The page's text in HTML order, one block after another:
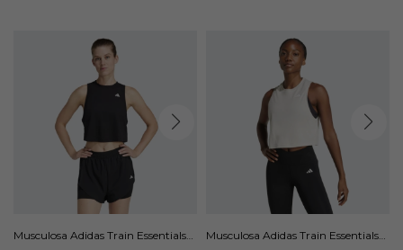
Musculosa Adidas Train Essentials
Musculosa Adidas Train Essentials